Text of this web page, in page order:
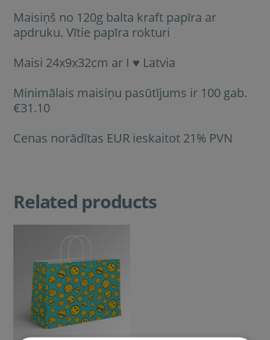
Maisiņš no 120g balta kraft papīra ar
apdruku. Vītie papīra rokturi
Maisi 24x9x32cm ar I ♥ Latvia
Minimālais maisiņu pasūtījums ir 100 gab.
€31.10
Cenas norādītas EUR ieskaitot 21% PVN
Related products